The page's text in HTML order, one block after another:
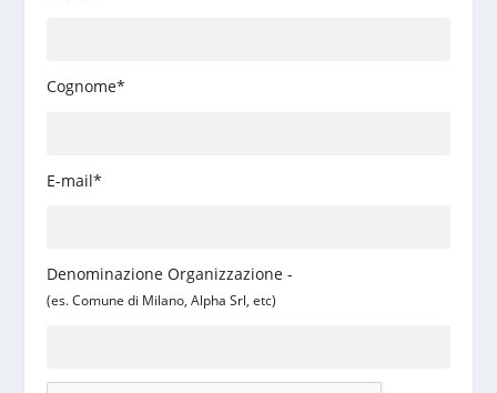
Cognome*
E-mail*
Denominazione Organizzazione -
(es. Comune di Milano, Alpha Srl, etc)